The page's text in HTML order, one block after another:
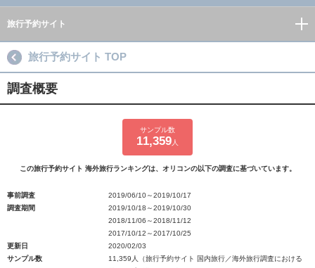
旅行予約サイト
旅行予約サイト TOP
調査概要
サンプル数
11,359 人
この旅行予約サイト 海外旅行ランキングは、オリコンの以下の調査に基づいています。
事前調査
2019/06/10～2019/10/17
調査期間
2019/10/18～2019/10/30
2018/11/06～2018/11/12
2017/10/12～2017/10/25
更新日
2020/02/03
サンプル数
11,359人（旅行予約サイト 国内旅行／海外旅行調査における